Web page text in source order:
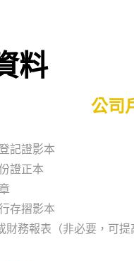
料
公司
記證影本
證正本
存摺影本
財務報表（非必要，可提